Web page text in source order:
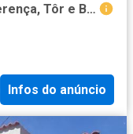
Moradia Isolada T4 Venda em Querença, Tôr e Benafim,Loulé
Infos do anúncio